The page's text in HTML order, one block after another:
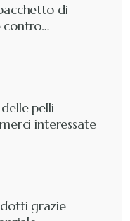
di
contro…
delle pelli
interessate
grazie